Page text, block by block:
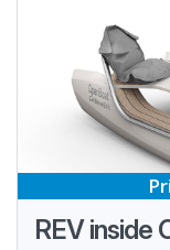
REV inside